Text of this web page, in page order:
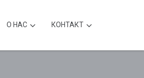
О НАС КОНТАКТ